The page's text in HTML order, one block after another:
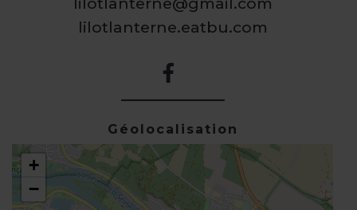
lilotlanterne.eatbu.com
Géolocalisation
+
−